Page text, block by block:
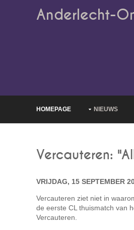
Anderlecht-
HOMEPAGE NIEUWS
Vercauteren:
VRIJDAG, 15 SEPTEMBER
Vercauteren ziet niet in
de eerste CL thuismatch van
Vercauteren.